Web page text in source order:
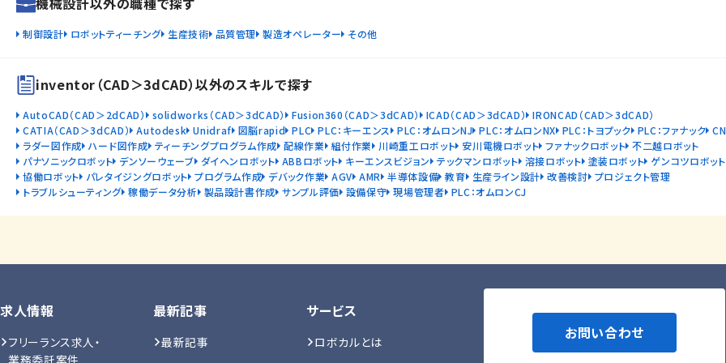
制御設計 ロボットティーチング 生産技術 品質管理 製造オペレーター その他
inventor（CAD＞3dCAD）以外のスキルで探す
AutoCAD（CAD＞2dCAD） solidworks（CAD＞3dCAD） Fusion360（CAD＞3dCAD） ICAD（CAD＞3dCAD） IRONCAD（CAD＞3dCAD）
CATIA（CAD＞3dCAD） Autodesk Unidraf 図脳rapid PLC PLC：キーエンス PLC：オムロンNJ PLC：オムロンNX PLC：トヨプック PLC：ファナック
ラダー図作成 ハード図作成 ティーチングプログラム作成 配線作業 組付作業 川崎重工ロボット 安川電機ロボット ファナックロボット 不二越ロボット
パナソニックロボット デンソーウェーブ ダイヘンロボット ABBロボット キーエンスビジョン テックマンロボット 溶接ロボット 塗装ロボット ゲンコツロボット
協働ロボット パレタイジングロボット プログラム作成 デバック作業 AGV AMR 半導体設備 教育 生産ライン設計 改善検討 プロジェクト管理
トラブルシューティング 稼働データ分析 製品設計書作成 サンプル評価 設備保守 現場管理者 PLC：オムロンCJ
求人情報
フリーランス求人・
業務委託案件
最新記事
最新記事
サービス
ロボカルとは お問い合わせ